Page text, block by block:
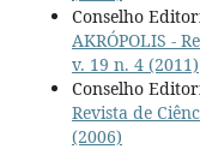
Conselho
AKRÓPOLIS -
v. 19 n. 4 (2011)
Conselho
Revista de
(2006)